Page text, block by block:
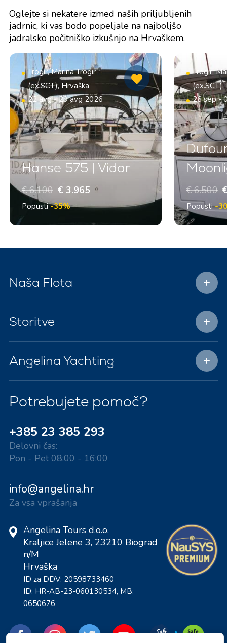
Oglejte si nekatere izmed naših priljubljenih
jadrnic, ki vas bodo popeljale na najboljšo
jadralsko počitniško izkušnjo na Hrvaškem.
Trogir, Marina Trogir
(ex.SCT), Hrvaška
22 avg - 29 avg 2026
Hanse 575 | Vidar
€ 6.100 € 3.965
Popusti-35%
Trogir,
(ex.SCT),
26 sep -
€ 6.500
Popusti-
Naša Flota
Storitve
Angelina Yachting
Potrebujete pomoč?
+385 23 385 293
Delovni čas:
Pon - Pet 08:00 - 16:00
info@angelina.hr
Za vsa vprašanja
Angelina Tours d.o.o.
Kraljice Jelene 3, 23210 Biograd
n/M
Hrvaška
ID za DDV: 20598733460
ID: HR-AB-23-060130534, MB:
0650676